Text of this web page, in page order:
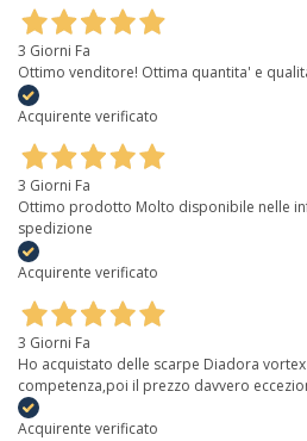
3 Giorni Fa
Ottimo venditore! Ottima quantita' e
Acquirente verificato
3 Giorni Fa
Ottimo prodotto Molto disponibile nelle
spedizione
Acquirente verificato
3 Giorni Fa
Ho acquistato delle scarpe Diadora
competenza,poi il prezzo davvero
Acquirente verificato